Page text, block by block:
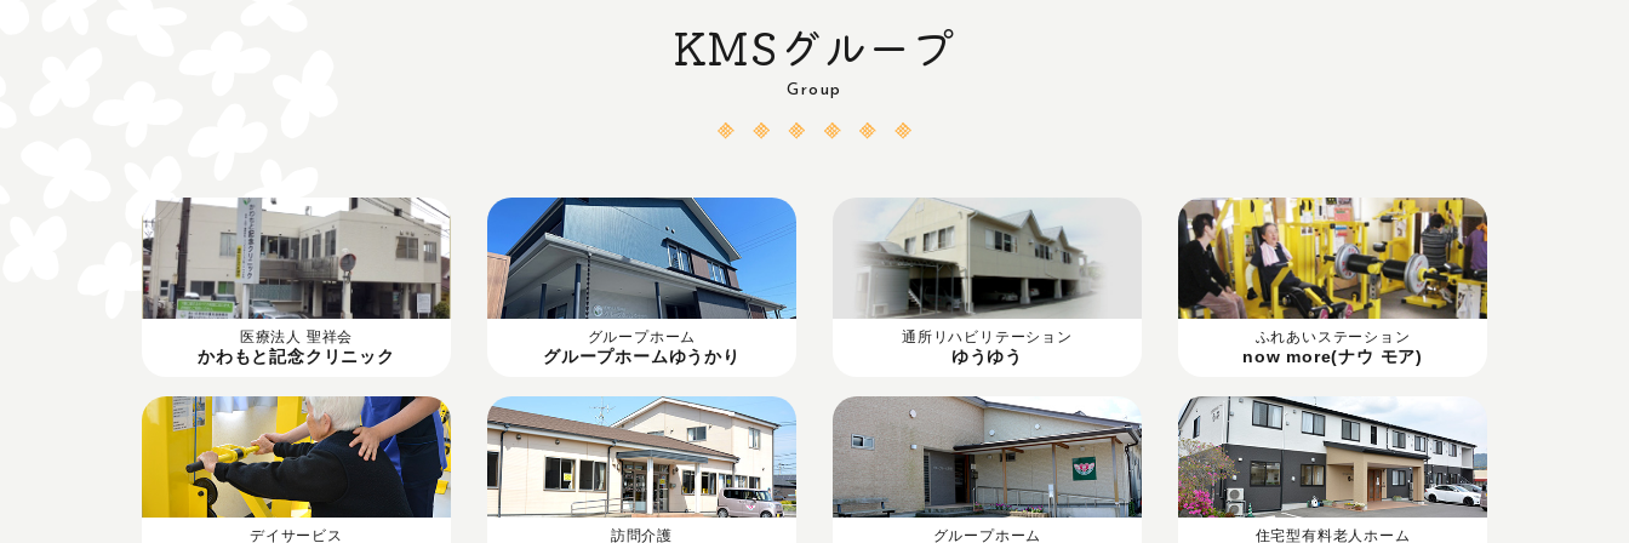
KMSグループ
Group
医療法人 聖祥会
かわもと記念クリニック
グループホーム
グループホームゆうかり
通所リハビリテーション
ゆうゆう
ふれあいステーション
now more(ナウ モア)
デイサービス 訪問介護 グループホーム 住宅型有料老人ホーム